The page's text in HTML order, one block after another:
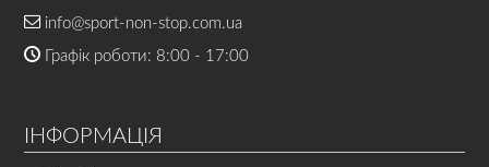
info@sport-non-stop.com.ua
Графік роботи: 8:00 - 17:00
ІНФОРМАЦІЯ